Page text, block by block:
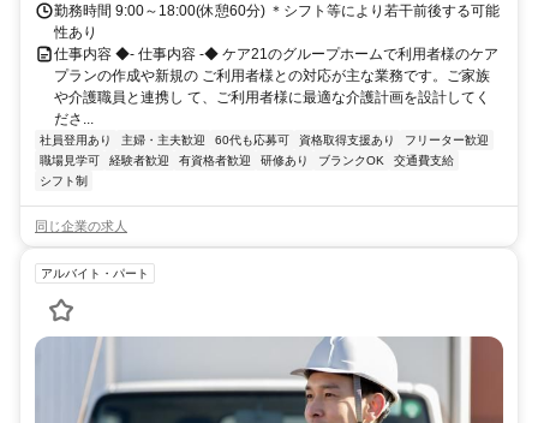
勤務時間 9:00～18:00(休憩60分) ＊シフト等により若干前後する可能
性あり
仕事内容 ◆- 仕事内容 -◆ ケア21のグループホームで利用者様のケア
プランの作成や新規の ご利用者様との対応が主な業務です。ご家族
や介護職員と連携し て、ご利用者様に最適な介護計画を設計してく
ださ...
社員登用あり 主婦・主夫歓迎 60代も応募可 資格取得支援あり
フリーター歓迎
職場見学可
経験者歓迎 有資格者歓迎 研修あり ブランクOK
交通費支給
シフト制
同じ企業の求人
アルバイト・パート